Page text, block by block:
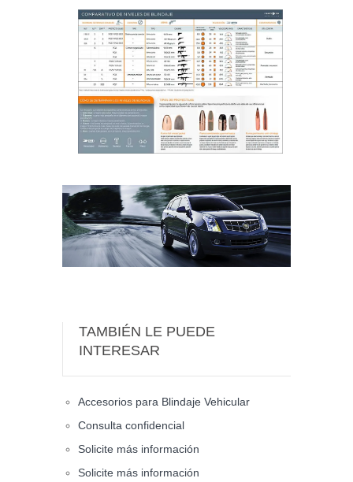
TAMBIÉN LE PUEDE
INTERESAR
Accesorios para Blindaje Vehicular
Consulta confidencial
Solicite más información
Solicite más información